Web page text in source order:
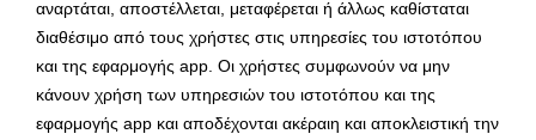
αναρτάται, αποστέλλεται, μεταφέρεται ή άλλως καθίσταται
διαθέσιμο από τους χρήστες στις υπηρεσίες του ιστοτόπου
και της εφαρμογής app. Οι χρήστες συμφωνούν να μην
κάνουν χρήση των υπηρεσιών του ιστοτόπου και της
εφαρμογής app και αποδέχονται ακέραιη και αποκλειστική την